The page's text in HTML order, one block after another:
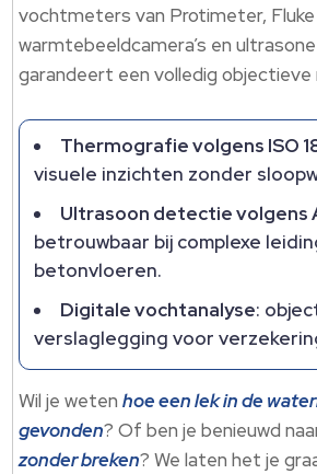
vochtmeters van Protimeter, Fluke
warmtebeeldcamera’s en
garandeert een volledig objectieve
Thermografie volgens ISO
visuele inzichten zonder
Ultrasoon detectie volgens
betrouwbaar bij complexe
betonvloeren.​
Digitale vochtanalyse:
verslaglegging voor
Wil je wetenhoe een lek in de
gevonden? Of ben je benieuwd
zonder breken? We laten het je